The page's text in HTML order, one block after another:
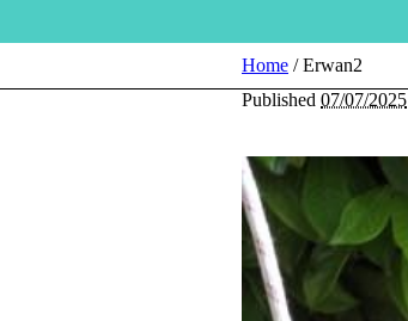
Home /Erwan2
Published 07/07/2025